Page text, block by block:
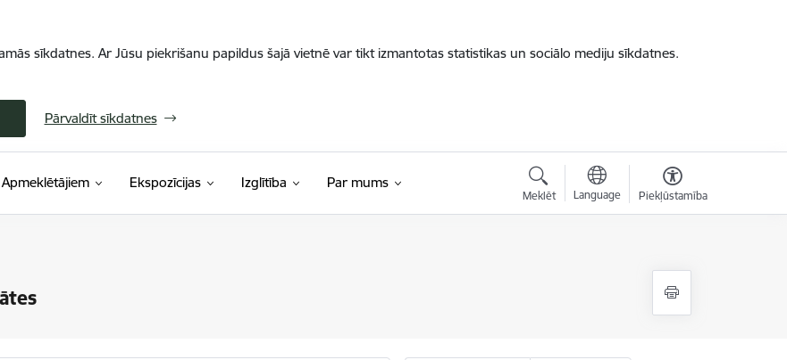
sīkdatnes. Ar Jūsu piekrišanu papildus šajā vietnē var tikt izmantotas statistikas un sociālo mediju sīkdatnes.
Pārvaldīt sīkdatnes
Apmeklētājiem Ekspozīcijas Izglītība Par mums
Meklēt Language Piekļūstamība